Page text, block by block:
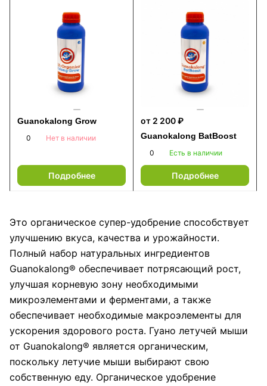
Guanokalong Grow
0 Нет в наличии
Подробнее
от 2 200 ₽
Guanokalong BatBoost
0 Есть в наличии
Подробнее
Это органическое супер-удобрение способствует
улучшению вкуса, качества и урожайности.
Полный набор натуральных ингредиентов
Guanokalong® обеспечивает потрясающий рост,
улучшая корневую зону необходимыми
микроэлементами и ферментами, а также
обеспечивает необходимые макроэлементы для
ускорения здорового роста. Гуано летучей мыши
от Guanokalong® является органическим,
поскольку летучие мыши выбирают свою
собственную еду. Органическое удобрение